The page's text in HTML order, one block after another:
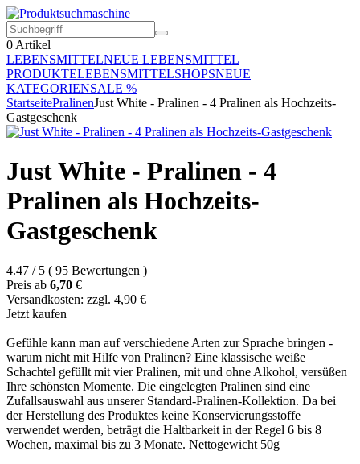
0 Artikel
LEBENSMITTELNEUE LEBENSMITTEL
PRODUKTELEBENSMITTELSHOPSNEUE
KATEGORIENSALE %
StartseitePralinenJust White - Pralinen - 4 Pralinen als Hochzeits-
Gastgeschenk
Just White - Pralinen - 4
Pralinen als Hochzeits-
Gastgeschenk
4.47 / 5 ( 95 Bewertungen )
Preis ab 6,70 €
Versandkosten: zzgl. 4,90 €
Jetzt kaufen
Gefühle kann man auf verschiedene Arten zur Sprache bringen -
warum nicht mit Hilfe von Pralinen? Eine klassische weiße
Schachtel gefüllt mit vier Pralinen, mit und ohne Alkohol, versüßen
Ihre schönsten Momente. Die eingelegten Pralinen sind eine
Zufallsauswahl aus unserer Standard-Pralinen-Kollektion. Da bei
der Herstellung des Produktes keine Konservierungsstoffe
verwendet werden, beträgt die Haltbarkeit in der Regel 6 bis 8
Wochen, maximal bis zu 3 Monate. Nettogewicht 50g